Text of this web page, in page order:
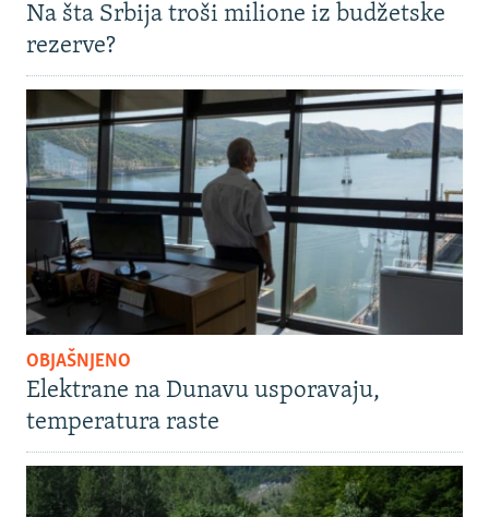
Na šta Srbija troši milione iz budžetske
rezerve?
OBJAŠNJENO
Elektrane na Dunavu usporavaju,
temperatura raste